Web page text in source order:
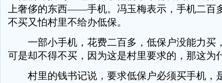
上奢侈的东西——手机。冯玉梅表示，手机二百
不买又怕村里不给办低保。
一部小手机，花费二百多，低保户没能力买
可是却不得不买，因为这是村里要求的，那这为
村里的钱书记说，要求低保户必须买手机，